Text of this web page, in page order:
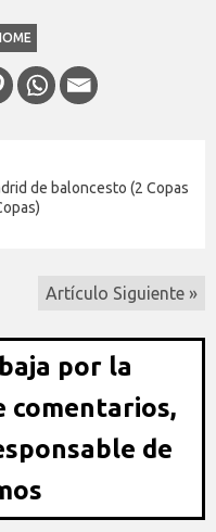
de baloncesto (2 Copas
Artículo Siguiente »
por la
comentarios,
de